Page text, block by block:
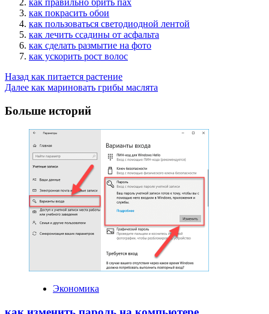
как правильно брить пах
как покрасить обои
как пользоваться светодиодной лентой
как лечить ссадины от асфальта
как сделать размытие на фото
как ускорить рост волос
Post
Navigation
Назад как питается растение
Далее как мариновать грибы маслята
Больше историй
Экономика